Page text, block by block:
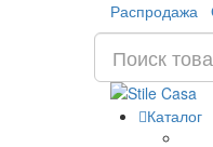
Распродажа
Каталог